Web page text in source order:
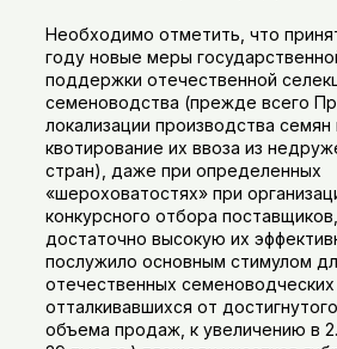
Необходимо отметить, что
году новые меры
поддержки отечественной
семеноводства (прежде всего
локализации производства семян
квотирование их ввоза из
стран), даже при определенных
«шероховатостях» при
конкурсного отбора
достаточно высокую их
послужило основным стимулом
отечественных семеноводческих
отталкивавшихся от
объема продаж, к увеличению в